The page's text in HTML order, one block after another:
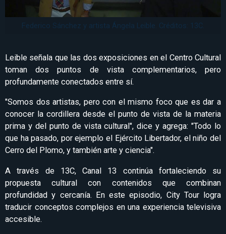
Federico Sánchez y artista Ángela Leible. Créditos: 13C.
Leible señala que las dos exposiciones en el Centro Cultural
toman dos puntos de vista complementarios, pero
profundamente conectados entre sí.
"Somos dos artistas, pero con el mismo foco que es dar a
conocer la cordillera desde el punto de vista de la materia
prima y del punto de vista cultural", dice y agrega: "Todo lo
que ha pasado, por ejemplo el Ejército Libertador, el niño del
Cerro del Plomo, y también arte y ciencia".
A través de 13C, Canal 13 continúa fortaleciendo su
propuesta cultural con contenidos que combinan
profundidad y cercanía. En este episodio, City Tour logra
traducir conceptos complejos en una experiencia televisiva
accesible.